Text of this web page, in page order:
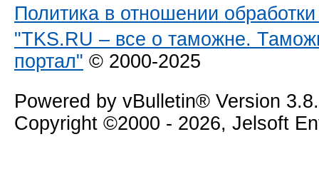
Политика в отношении
"TKS.RU – все о таможне.
портал" © 2000-2025
Powered by vBulletin® Version
Copyright ©2000 - 2026, Jelsoft